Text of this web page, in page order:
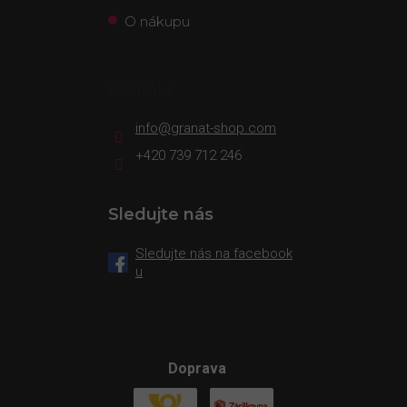
O nákupu
info@granat-shop.com
+420 739 712 246
Sledujte nás
Sledujte nás na facebook
u
Doprava